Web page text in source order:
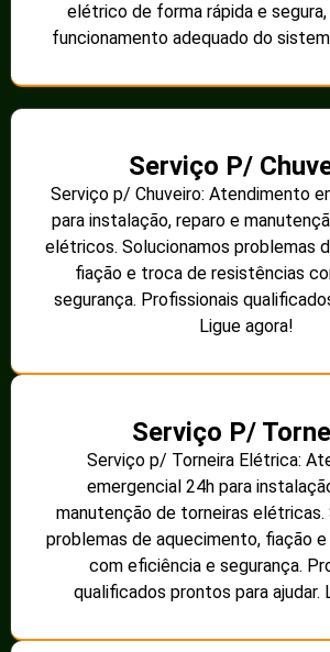
elétrico de forma rápida e
funcionamento adequado do
Serviço P/
Serviço p/ Chuveiro: Atendimento
para instalação, reparo e
elétricos. Solucionamos problemas
fiação e troca de resistências
segurança. Profissionais
Ligue agora!
Serviço P/
Serviço p/ Torneira Elétrica:
emergencial 24h para
manutenção de torneiras elétricas.
problemas de aquecimento, fiação
com eficiência e segurança.
qualificados prontos para ajudar.